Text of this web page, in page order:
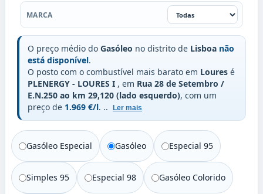
Marca
MARCA
O preço médio do Gasóleo no distrito de Lisboa não
está disponível.
O posto com o combustível mais barato em Loures é
PLENERGY - LOURES I , em Rua 28 de Setembro /
E.N.250 ao km 29,120 (lado esquerdo), com um
preço de 1.969 €/l. .. Ler mais
Gasóleo Especial Gasóleo Especial 95
Simples 95 Especial 98 Gasóleo Colorido